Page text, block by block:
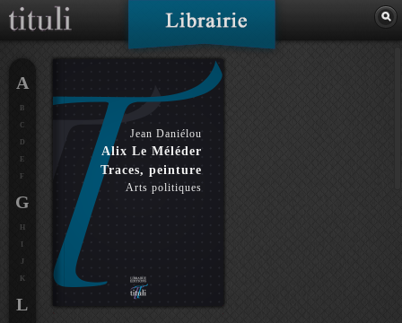
Jean Daniélou
Alix Le Méléder
Traces, peinture
Arts politiques
A
B
C
D
E
F
G
H
J
K
L